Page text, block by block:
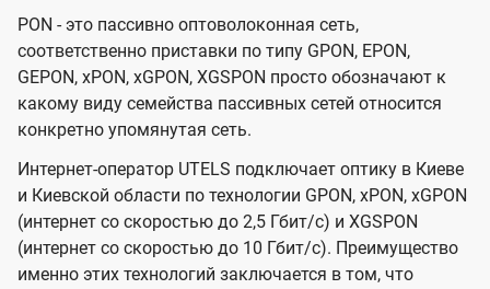
PON - это пассивно оптоволоконная сеть,
соответственно приставки по типу GPON, EPON,
GEPON, xPON, xGPON, XGSPON просто обозначают к
какому виду семейства пассивных сетей относится
конкретно упомянутая сеть.
Интернет-оператор UTELS подключает оптику в Киеве
и Киевской области по технологии GPON, xPON, xGPON
(интернет со скоростью до 2,5 Гбит/с) и XGSPON
(интернет со скоростью до 10 Гбит/с). Преимущество
именно этих технологий заключается в том, что